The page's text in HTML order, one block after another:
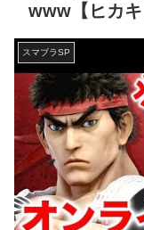
www【ヒカキ
スマブラSP